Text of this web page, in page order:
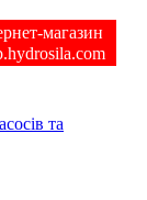
магазин
та